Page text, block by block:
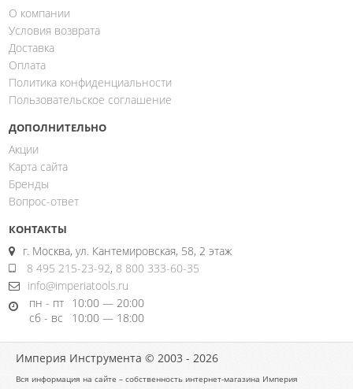
О компании
Условия возврата
Доставка
Оплата
Политика конфиденциальности
Пользовательское соглашение
ДОПОЛНИТЕЛЬНО
Акции
Карта сайта
Бренды
Вопрос-ответ
КОНТАКТЫ
г. Москва, ул. Кантемировская, 58, 2 этаж
8 495 215-23-92, 8 800 333-60-35
info@imperiatools.ru
пн - пт 10:00 — 20:00
сб - вс
10:00 — 18:00
Империя Инструмента © 2003 - 2026
Вся информация на сайте – собственность интернет-магазина Империя